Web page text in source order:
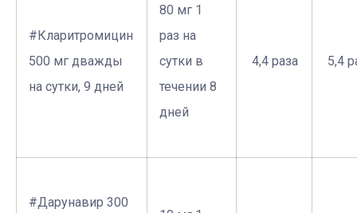
#Кларитромицин
500 мг дважды
на сутки, 9 дней
80 мг 1
раз на
сутки в
течении 8
дней
­ 4,4 раза 5,4
#Дарунавир 300